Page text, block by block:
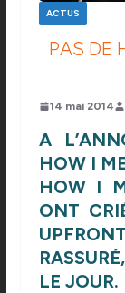
ACTUS
PAS DE
14 mai 2014
A
HOW I
HOW I
ONT
LE